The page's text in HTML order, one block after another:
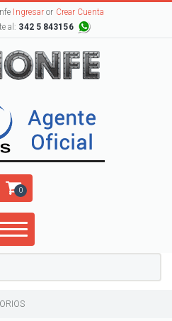
Ingresar or Crear Cuenta
al: 342 5 843156
0